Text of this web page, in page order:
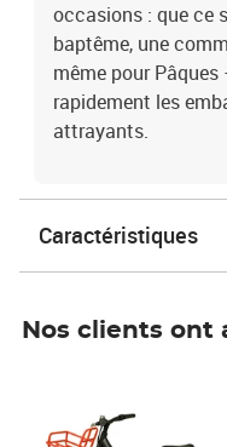
occasions : que ce
baptême, une
même pour
rapidement les
attrayants.
Caractéristiques
Nos clients ont